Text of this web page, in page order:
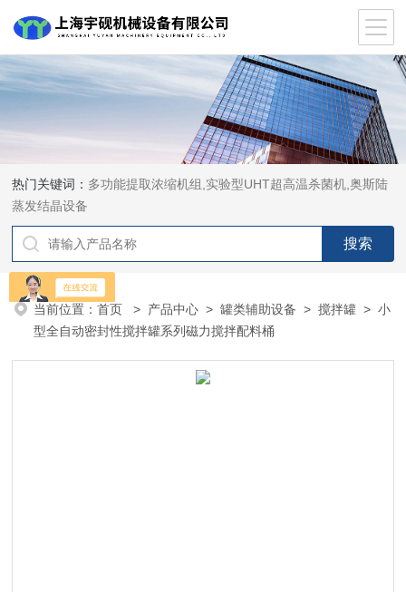
热门关键词： 多功能提取浓缩机组,实验型UHT超高温杀菌机,奥斯陆
蒸发结晶设备
当前位置：首页 > 产品中心 >罐类辅助设备 >搅拌罐 > 小
型全自动密封性搅拌罐系列磁力搅拌配料桶